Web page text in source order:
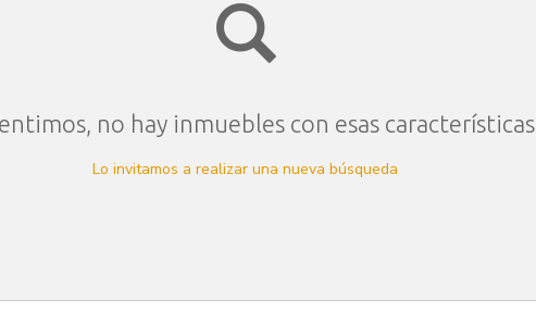
no hay inmuebles con esas características
Lo invitamos a realizar una nueva búsqueda